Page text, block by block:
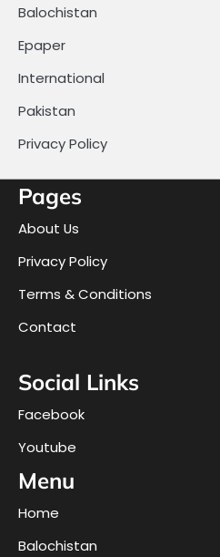
Balochistan
Epaper
International
Pakistan
Privacy Policy
Pages
About Us
Privacy Policy
Terms & Conditions
Contact
Social Links
Facebook
Youtube
Menu
Home
Balochistan